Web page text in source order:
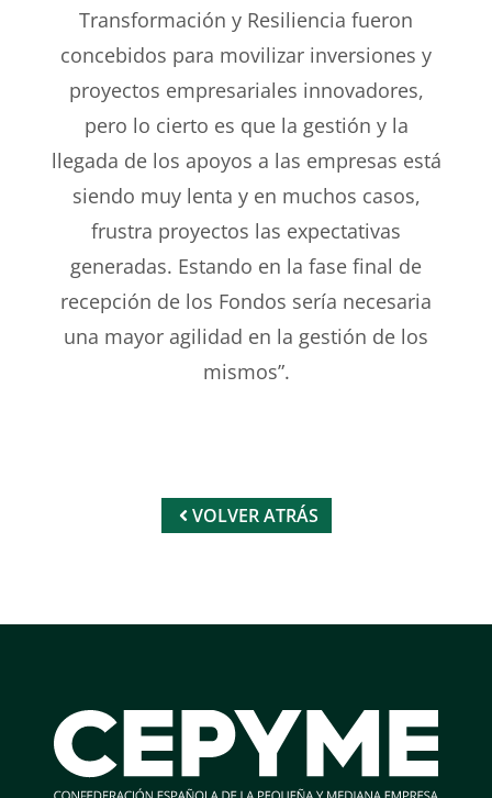
Transformación y Resiliencia fueron
concebidos para movilizar inversiones y
proyectos empresariales innovadores,
pero lo cierto es que la gestión y la
llegada de los apoyos a las empresas está
siendo muy lenta y en muchos casos,
frustra proyectos las expectativas
generadas. Estando en la fase final de
recepción de los Fondos sería necesaria
una mayor agilidad en la gestión de los
mismos”.
VOLVER ATRÁS